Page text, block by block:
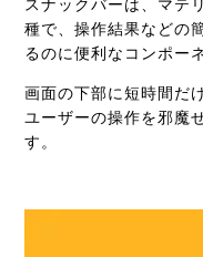
スナックバーは、マテ
種で、操作結果などの
るのに便利なコンポー
画面の下部に短時間だ
ユーザーの操作を邪魔
す。